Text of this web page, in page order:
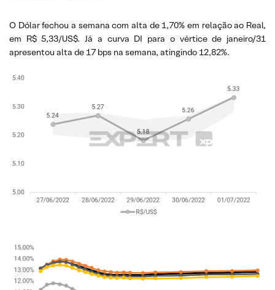
O Dólar fechou a semana com alta de 1,70% em relação ao Real,
em R$ 5,33/US$. Já a curva DI para o vértice de janeiro/31
apresentou alta de 17 bps na semana, atingindo 12,82%.